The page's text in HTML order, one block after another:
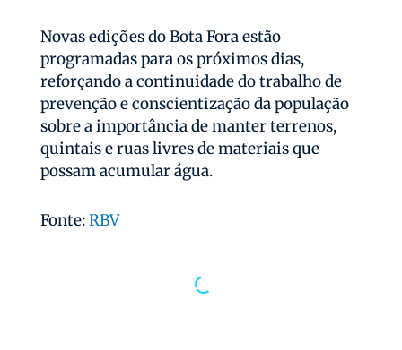
Novas edições do Bota Fora estão
programadas para os próximos dias,
reforçando a continuidade do trabalho de
prevenção e conscientização da população
sobre a importância de manter terrenos,
quintais e ruas livres de materiais que
possam acumular água.
Fonte:RBV